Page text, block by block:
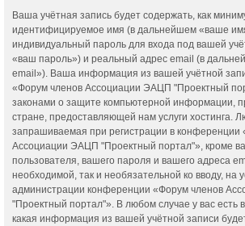
Ваша учётная запись будет содержать, как
идентифицируемое имя (в дальнейшем «ваше
индивидуальный пароль для входа под вашей
«ваш пароль») и реальный адрес email (в
email»). Ваша информация из вашей учётной
«Форум членов Ассоциации ЭАЦП "Проектный
законами о защите компьютерной информации,
стране, предоставляющей нам услуги хостинга.
запрашиваемая при регистрации в конференции
Ассоциации ЭАЦП "Проектный портал"», кроме
пользователя, вашего пароля и вашего адреса
необходимой, так и необязательной ко вводу, на
администрации конференции «Форум членов
"Проектный портал"». В любом случае у вас есть
какая информация из вашей учётной записи